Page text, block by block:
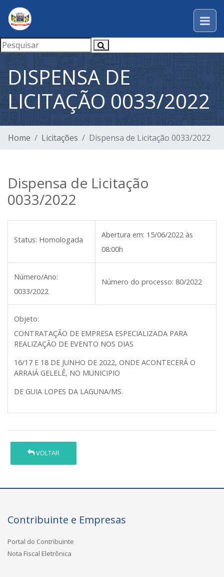
DISPENSA DE
LICITAÇÃO 0033/2022
Home Licitações Dispensa de Licitação 0033/2022
Dispensa de Licitação
0033/2022
Status: Homologada
Abertura em: 15/06/2022 às
08:00h
Número/Ano:
0033/2022
Número do processo: 80/2022
Objeto:
CONTRATAÇÃO DE EMPRESA ESPECIALIZADA PARA
REALIZAÇÃO DE EVENTO NOS DIAS
16/17 E 18 DE JUNHO DE 2022, ONDE ACONTECERÁ O
ARRAIÁ GELELÊ, NO MUNICIPIO
DE GUIA LOPES DA LAGUNA/MS.
VOLTAR
Contribuinte e Empresas
Portal do Contribuinte
Nota Fiscal Eletrônica